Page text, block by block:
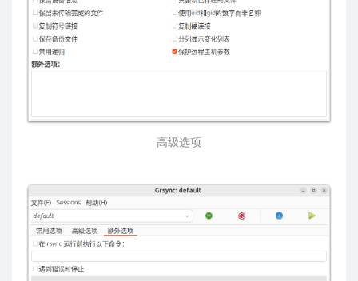
高级选项